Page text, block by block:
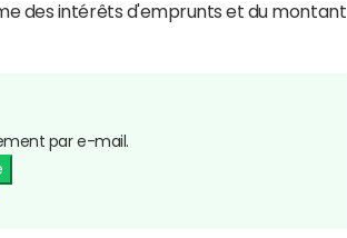
des intérêts d'emprunts et du montant
par e-mail.